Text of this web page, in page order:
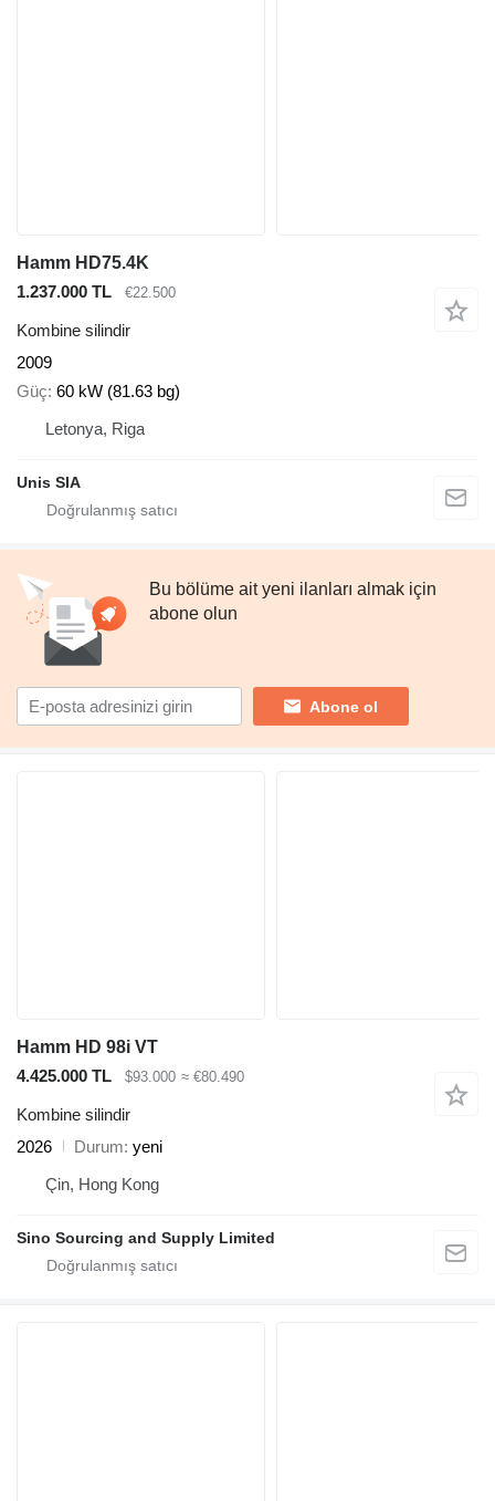
Hamm HD75.4K
1.237.000 TL
€22.500
Kombine silindir
2009
Güç 60 kW (81.63 bg)
Letonya, Riga
Unis SIA
Bu bölüme ait yeni ilanları almak için
abone olun
Abone ol
Hamm HD 98i VT
4.425.000 TL
$93.000 ≈ €80.490
Kombine silindir
2026
Durum yeni
Çin, Hong Kong
Sino Sourcing and Supply Limited